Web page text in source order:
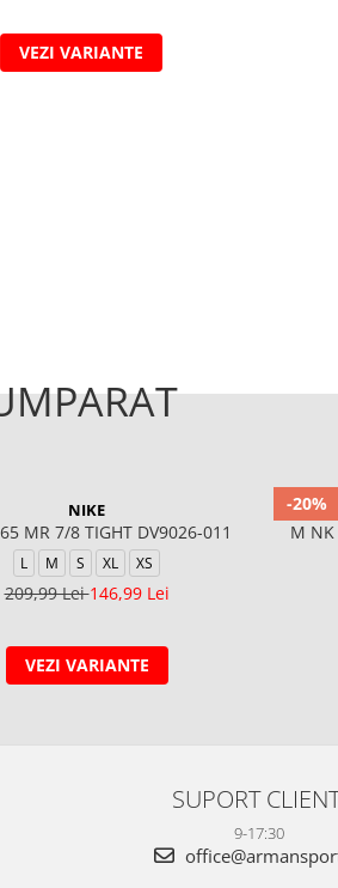
VEZI VARIANTE
NIKE
MR 7/8 TIGHT DV9026-011
L M S XL XS
209,99 Lei146,99 Lei
VEZI VARIANTE
-20%
M NK
SUPORT
9-17:30